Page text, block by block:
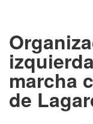
marcha
de